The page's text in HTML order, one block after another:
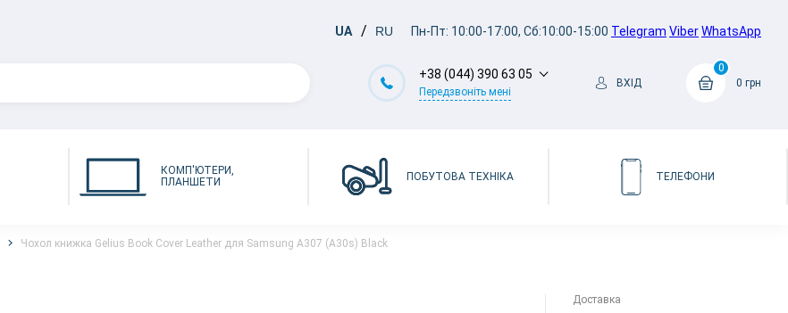
UA RU Пн-Пт: 10:00-17:00, Сб:10:00-15:00 Telegram ViberWhatsApp
+38 (044) 390 63 05
Передзвоніть мені
ВХІД
0
0 грн
КОМП'ЮТЕРИ,
ПЛАНШЕТИ
ПОБУТОВА ТЕХНІКА ТЕЛЕФОНИ
Чохол книжка Gelius Book Cover Leather для Samsung A307 (A30s) Black
Доставка